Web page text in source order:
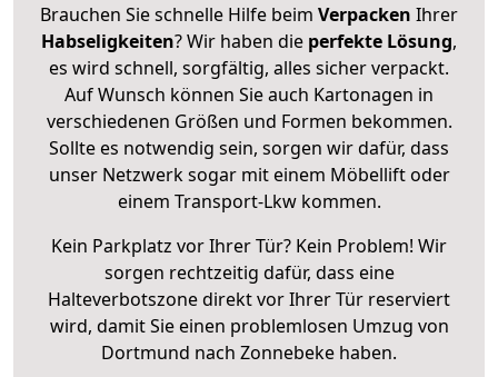
Brauchen Sie schnelle Hilfe beim Verpacken Ihrer
Habseligkeiten? Wir haben die perfekte Lösung,
es wird schnell, sorgfältig, alles sicher verpackt.
Auf Wunsch können Sie auch Kartonagen in
verschiedenen Größen und Formen bekommen.
Sollte es notwendig sein, sorgen wir dafür, dass
unser Netzwerk sogar mit einem Möbellift oder
einem Transport-Lkw kommen.
Kein Parkplatz vor Ihrer Tür? Kein Problem! Wir
sorgen rechtzeitig dafür, dass eine
Halteverbotszone direkt vor Ihrer Tür reserviert
wird, damit Sie einen problemlosen Umzug von
Dortmund nach Zonnebeke haben.